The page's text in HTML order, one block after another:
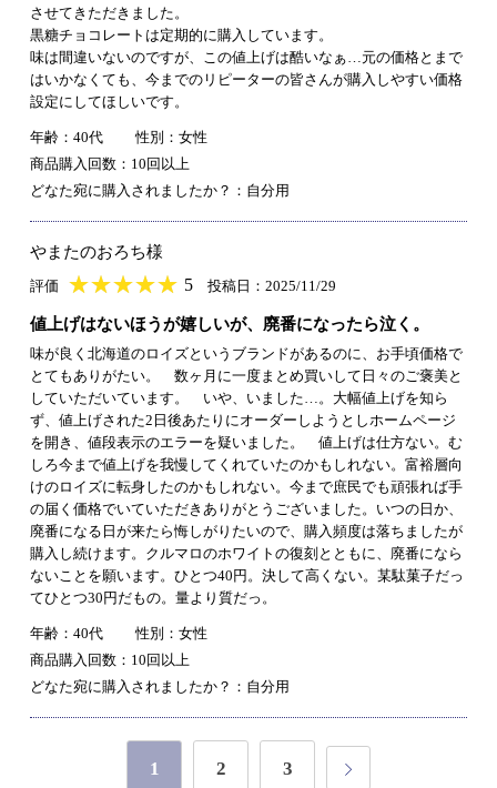
させてきただきました。
黒糖チョコレートは定期的に購入しています。
味は間違いないのですが、この値上げは酷いなぁ…元の価格とまで
はいかなくても、今までのリピーターの皆さんが購入しやすい価格
設定にしてほしいです。
年齢：40代
性別：女性
商品購入回数：10回以上
どなた宛に購入されましたか？：自分用
やまたのおろち様
評価 ★★★★★
★★★★★ 5 投稿日：2025/11/29
値上げはないほうが嬉しいが、廃番になったら泣く。
味が良く北海道のロイズというブランドがあるのに、お手頃価格で
とてもありがたい。 数ヶ月に一度まとめ買いして日々のご褒美と
していただいています。 いや、いました…。大幅値上げを知ら
ず、値上げされた2日後あたりにオーダーしようとしホームページ
を開き、値段表示のエラーを疑いました。 値上げは仕方ない。む
しろ今まで値上げを我慢してくれていたのかもしれない。富裕層向
けのロイズに転身したのかもしれない。今まで庶民でも頑張れば手
の届く価格でいていただきありがとうございました。いつの日か、
廃番になる日が来たら悔しがりたいので、購入頻度は落ちましたが
購入し続けます。クルマロのホワイトの復刻とともに、廃番になら
ないことを願います。ひとつ40円。決して高くない。某駄菓子だっ
てひとつ30円だもの。量より質だっ。
年齢：40代
性別：女性
商品購入回数：10回以上
どなた宛に購入されましたか？：自分用
1 2 3